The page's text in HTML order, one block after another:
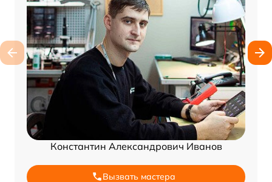
Константин Александрович Иванов
Вызвать мастера